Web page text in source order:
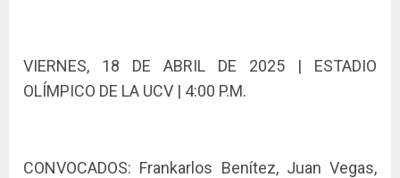
VIERNES, 18 DE ABRIL DE 2025 | ESTADIO
OLÍMPICO DE LA UCV | 4:00 P.M.
CONVOCADOS: Frankarlos Benítez, Juan Vegas,